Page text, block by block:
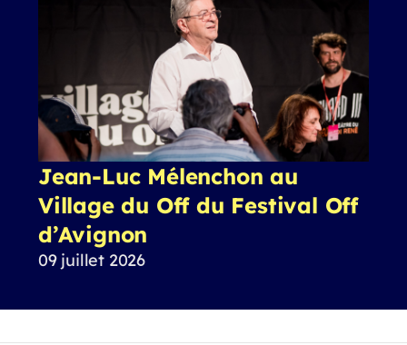
Jean-Luc Mélenchon au
Village du Off du Festival Off
d’Avignon
09 juillet 2026